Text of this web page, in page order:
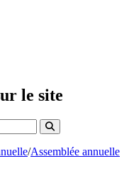
le site
/Assemblée annuelle